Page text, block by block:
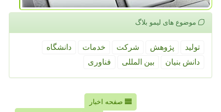
موضوع های لیمو بلاگ
تولید پژوهش شركت خدمات
دانشگاه
دانش بنیان
بین المللی فناوری
صفحه اخبار